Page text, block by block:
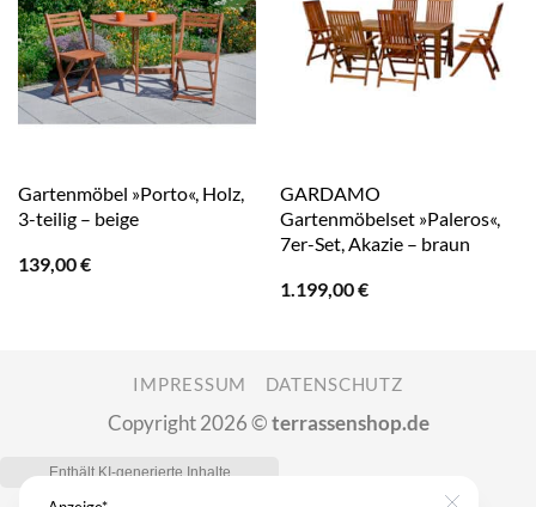
Gartenmöbel »Porto«, Holz,
3-teilig – beige
139,00€
GARDAMO
Gartenmöbelset »Paleros«,
7er-Set, Akazie – braun
1.199,00€
IMPRESSUM DATENSCHUTZ
Copyright 2026 ©terrassenshop.de